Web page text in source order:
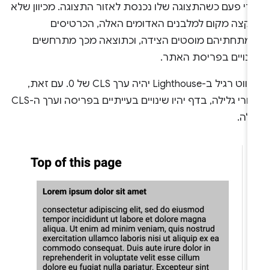
פעם כשהתצוגה שלו נכנסת לאזור התצוגה. מכיוון שלא
מקום למלבנים האדומים האלה, הכרטיסים
מוסטים הצידה, וכתוצאה מכך מתרחשים
בפריסת האתר.
לניווט רגיל ב-Lighthouse יהיה ערך CLS של 0. עם זאת,
אחרי גלילה, בדף יהיו שינויים בעייתיים בפריסה וערך ה-CLS